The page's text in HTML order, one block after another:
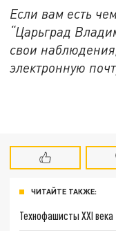
Если вам есть
“Царьград
свои
электронную
ЧИТАЙТЕ ТАКЖЕ:
Технофашисты XXI века